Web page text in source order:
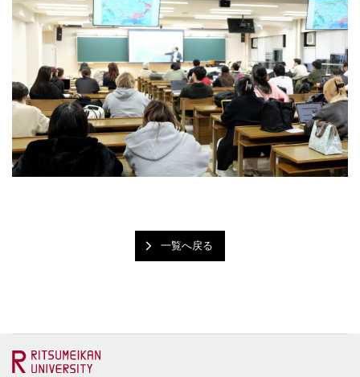
一覧へ戻る